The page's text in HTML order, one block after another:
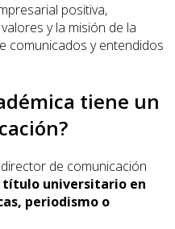
positiva,
y la misión de la
comunicados y entendidos
tiene un
de comunicación
título universitario en
periodismo o